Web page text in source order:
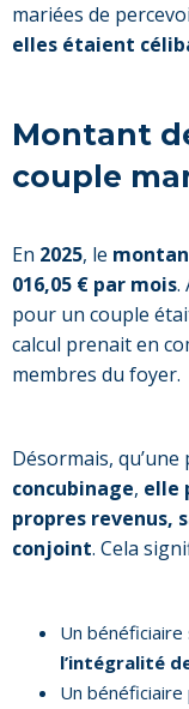
mariées de
elles étaient
Montant
couple
En 2025, le
016,05 € par mois.
pour un couple
calcul prenait en
membres du foyer.
Désormais,
concubinage, elle
propres revenus,
conjoint. Cela
Un
l’intégralité de
Un